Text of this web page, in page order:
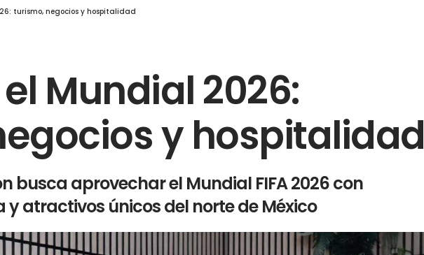
turismo, negocios y hospitalidad
Mundial 2026:
y hospitalidad
busca aprovechar el Mundial FIFA 2026 con
atractivos únicos del norte de México